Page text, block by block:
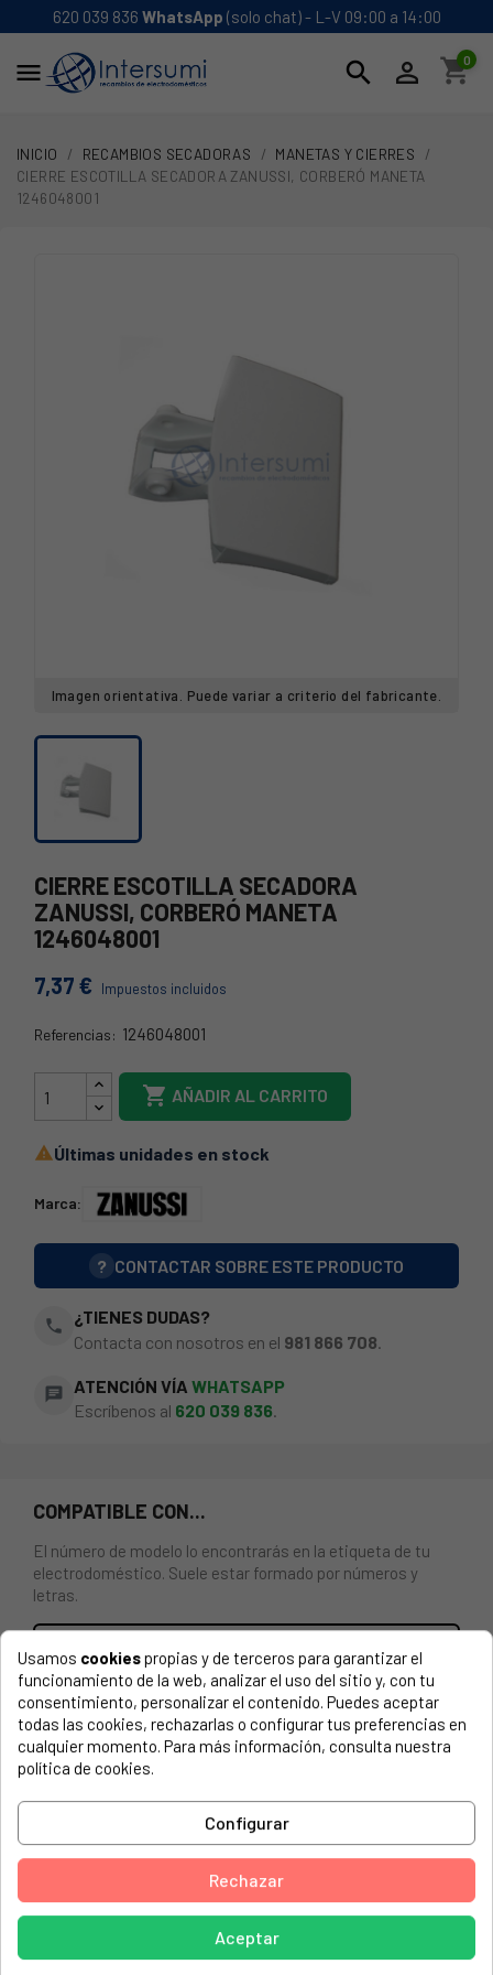
620 039 836 WhatsApp (solo chat) - L-V 09:00 a 14:00
 search  shopping_cart
0
INICIO RECAMBIOS SECADORAS
MANETAS Y CIERRES
CIERRE ESCOTILLA SECADORA ZANUSSI, CORBERÓ MANETA
1246048001
Imagen orientativa. Puede variar a criterio del fabricante.
CIERRE ESCOTILLA SECADORA
ZANUSSI, CORBERÓ MANETA
1246048001
7,37 € Impuestos incluidos
Referencias: 1246048001
21ZN0030
 AÑADIR AL CARRITO
Últimas unidades en stock
Marca:
? CONTACTAR SOBRE ESTE PRODUCTO
phone
¿TIENES DUDAS?
Contacta con nosotros en el 981 866 708
chat ATENCIÓN VÍA WHATSAPP
Escríbenos al 620 039 836.
COMPATIBLE CON...
El número de modelo lo encontrarás en la etiqueta de tu
electrodoméstico. Suele estar formado por números y
letras.
Cierre escotilla secadora Zanussi, Corberó maneta
1246048001
ZANUSSI, 1WJS
ZANUSSI, 91477022601FLC512
ZANUSSI, 91482008802FL634
ZANUSSI, 91677051000TDS362T
Usamos cookiespropias y de terceros para garantizar el
funcionamiento de la web, analizar el uso del sitio y, con tu
consentimiento, personalizar el contenido. Puedes aceptar
todas las cookies, rechazarlas o configurar tus preferencias en
cualquier momento. Para más información, consulta nuestra
política de cookies.
Configurar
Rechazar
Aceptar